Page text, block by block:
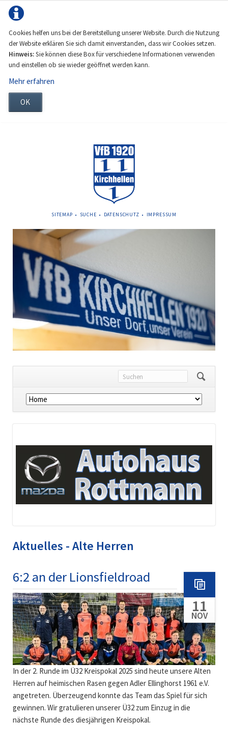
Cookies helfen uns bei der Bereitstellung unserer Website. Durch die Nutzung
der Website erklären Sie sich damit einverstanden, dass wir Cookies setzen.
Hinweis:Sie können diese Box für verschiedene Informationen verwenden
und einstellen ob sie wieder geöffnet werden kann.
Mehr erfahren
OK
NAVIGATION
SITEMAP SUCHE DATENSCHUTZ IMPRESSUM
Navigation
überspringen
Aktuelles - Alte Herren
6:2 an der Lionsfieldroad
11
NOV
In der 2. Runde im Ü32 Kreispokal 2025 sind heute unsere Alten
Herren auf heimischen Rasen gegen Adler Ellinghorst 1961 e.V.
angetreten. Überzeugend konnte das Team das Spiel für sich
gewinnen. Wir gratulieren unserer Ü32 zum Einzug in die
nächste Runde des diesjährigen Kreispokal.